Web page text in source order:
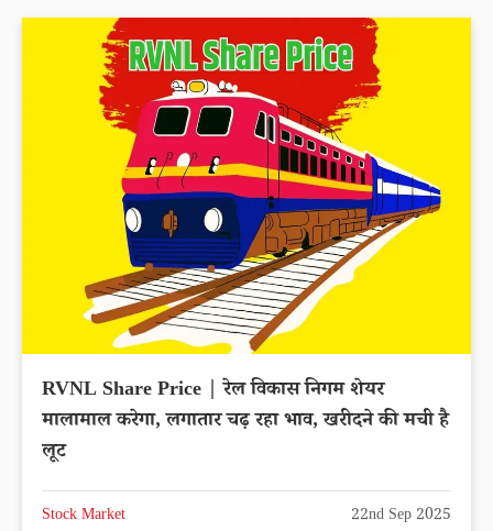
RVNL Share Price | रेल विकास निगम शेयर
मालामाल करेगा, लगातार चढ़ रहा भाव, खरीदने की मची है
लूट
Stock Market 22nd Sep 2025